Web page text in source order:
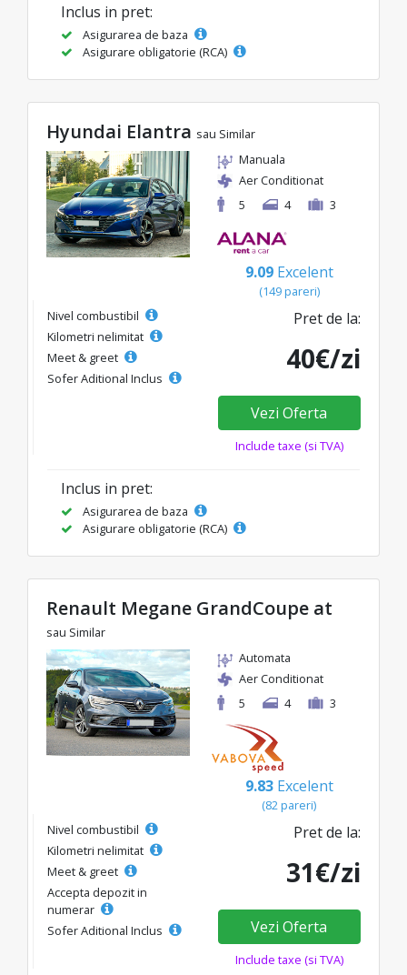
Inclus in pret:
Asigurarea de baza
Asigurare obligatorie (RCA)
Hyundai Elantra sau Similar
Manuala
Aer Conditionat
5
4 3
9.09 Excelent
(149 pareri)
Nivel combustibil
Kilometri nelimitat
Meet & greet
Sofer Aditional Inclus
Pret de la:
40€/zi
Vezi Oferta
Include taxe (si TVA)
Inclus in pret:
Asigurarea de baza
Asigurare obligatorie (RCA)
Renault Megane GrandCoupe at
sau Similar
Automata
Aer Conditionat
5
4 3
9.83 Excelent
(82 pareri)
Nivel combustibil
Kilometri nelimitat
Meet & greet
Accepta depozit in
numerar
Sofer Aditional Inclus
Pret de la:
31€/zi
Vezi Oferta
Include taxe (si TVA)